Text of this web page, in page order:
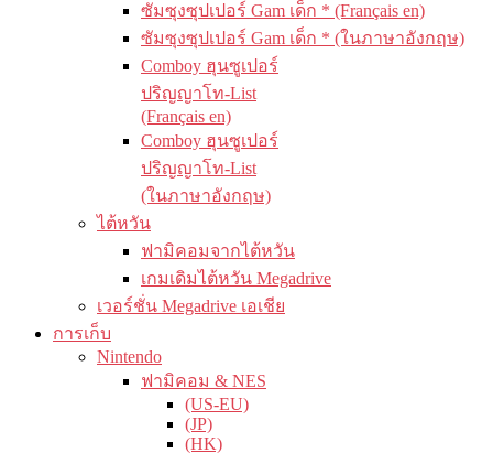
ซัมซุงซุปเปอร์ Gam เด็ก * (Français en)
ซัมซุงซุปเปอร์ Gam เด็ก * (ในภาษาอังกฤษ)
Comboy ฮุนซูเปอร์
ปริญญาโท-List
(Français en)
Comboy ฮุนซูเปอร์
ปริญญาโท-List
(ในภาษาอังกฤษ)
ไต้หวัน
ฟามิคอมจากไต้หวัน
เกมเดิมไต้หวัน Megadrive
เวอร์ชั่น Megadrive เอเชีย
การเก็บ
Nintendo
ฟามิคอม & NES
(US-EU)
(JP)
(HK)